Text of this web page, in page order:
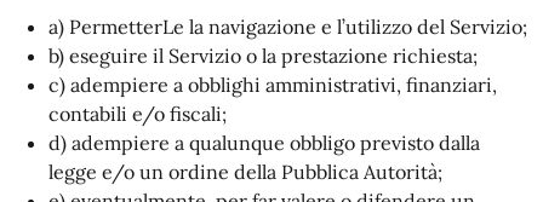
a) PermetterLe la navigazione e l’utilizzo del Servizio;
b) eseguire il Servizio o la prestazione richiesta;
c) adempiere a obblighi amministrativi, finanziari,
contabili e/o fiscali;
d) adempiere a qualunque obbligo previsto dalla
legge e/o un ordine della Pubblica Autorità;